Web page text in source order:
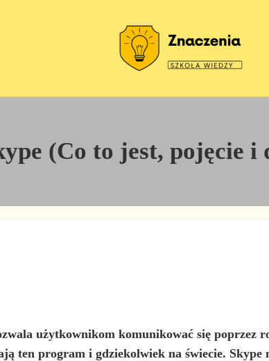
(Co to jest, pojęcie
użytkownikom komunikować siępoprzez
ten program i gdziekolwiek na świecie. Skype